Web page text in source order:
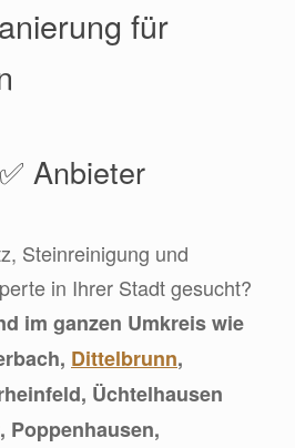
für
Anbieter
Steinreinigung und
in Ihrer Stadt gesucht?
im ganzen Umkreis wie
Dittelbrunn,
Üchtelhausen
, Poppenhausen,